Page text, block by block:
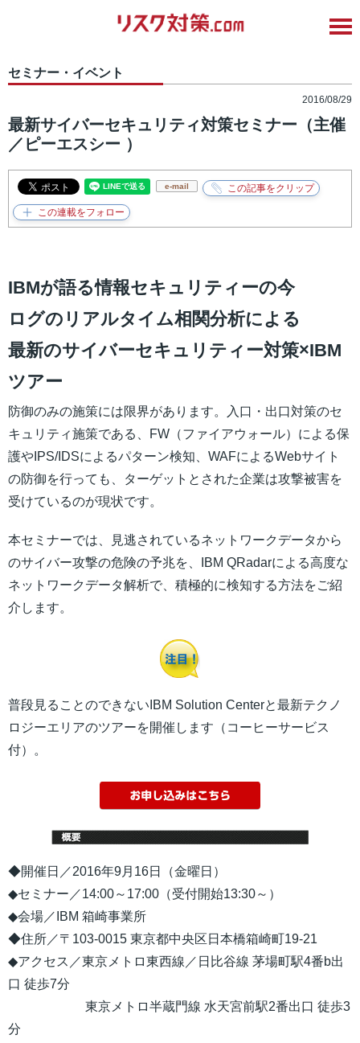
セミナー・イベント
2016/08/29
最新サイバーセキュリティ対策セミナー（主催
／ピーエスシー ）
e-mail
IBMが語る情報セキュリティーの今
ログのリアルタイム相関分析による
最新のサイバーセキュリティー対策×IBM
ツアー
防御のみの施策には限界があります。入口・出口対策のセ
キュリティ施策である、FW（ファイアウォール）による保
護やIPS/IDSによるパターン検知、WAFによるWebサイト
の防御を行っても、ターゲットとされた企業は攻撃被害を
受けているのが現状です。
本セミナーでは、見逃されているネットワークデータから
のサイバー攻撃の危険の予兆を、IBM QRadarによる高度な
ネットワークデータ解析で、積極的に検知する方法をご紹
介します。
普段見ることのできない IBM Solution Centerと最新テクノ
ロジーエリアのツアーを開催します（コーヒーサービス
付）。
◆開催日／2016年9月16日（金曜日）
◆セミナー／14:00～17:00（受付開始13:30～）
◆会場／IBM 箱崎事業所
◆住所／〒103-0015 東京都中央区日本橋箱崎町19-21
◆アクセス／東京メトロ東西線／日比谷線 茅場町駅4番b出
口 徒歩7分
東京メトロ半蔵門線 水天宮前駅2番出口 徒歩3
分